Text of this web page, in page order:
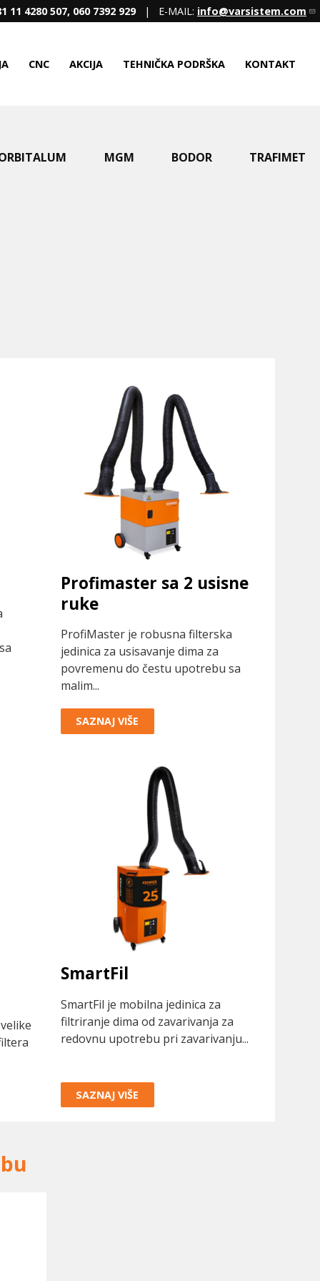
11 4280 507, 060 7392 929| E-MAIL: info@varsistem.com
CNC AKCIJA TEHNIČKA PODRŠKA KONTAKT
MGM BODOR TRAFIMET
Profimaster sa 2 usisne
ruke
ProfiMaster je robusna filterska
jedinica za usisavanje dima za
povremenu do čestu upotrebu sa
malim...
SAZNAJ VIŠE
SmartFil
SmartFil je mobilna jedinica za
filtriranje dima od zavarivanja za
redovnu upotrebu pri zavarivanju...
SAZNAJ VIŠE